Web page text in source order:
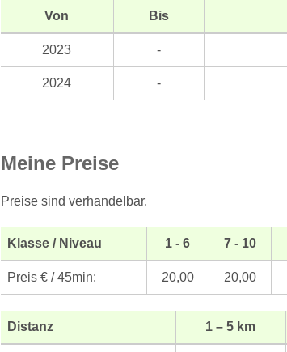
Von Bis
2023 -
2024 -
Meine Preise
Preise sind verhandelbar.
Klasse / Niveau 1 - 6 7 - 10
Preis € / 45min: 20,00 20,00
Distanz 1 – 5 km